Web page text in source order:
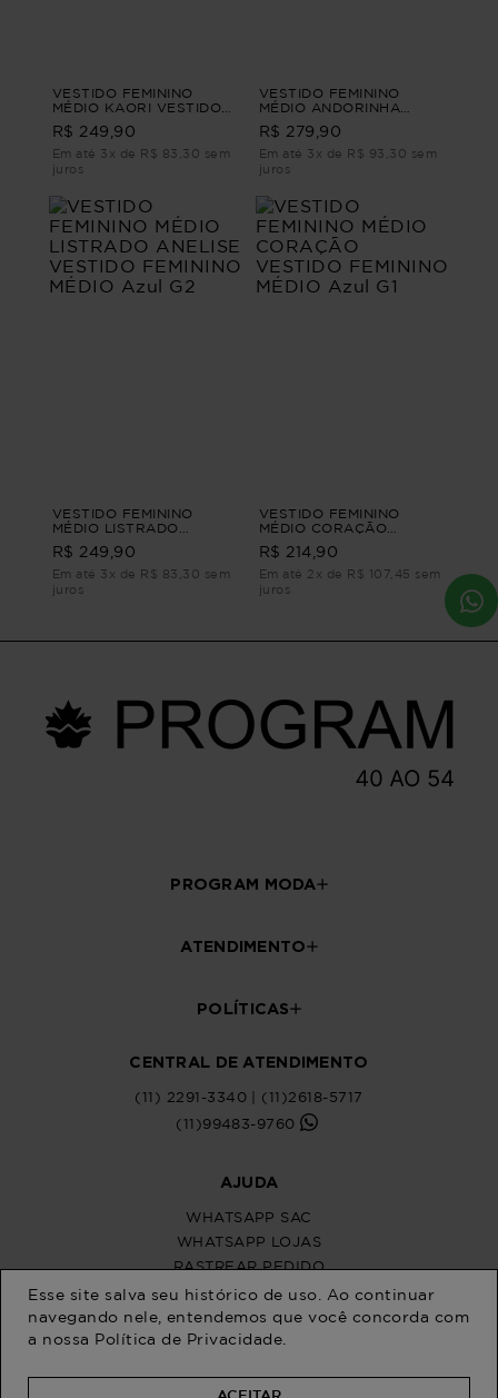
VESTIDO FEMININO
MÉDIO KAORI VESTIDO
FEMININO MÉDIO Marrom
PP
R$ 249,90
Em até 3x de R$ 83,30 sem
juros
VESTIDO FEMININO
MÉDIO ANDORINHA
VESTIDO FEMININO
MÉDIO Azul G4
R$ 279,90
Em até 3x de R$ 93,30 sem
juros
VESTIDO FEMININO
MÉDIO LISTRADO
ANELISE VESTIDO
FEMININO MÉDIO Azul G2
R$ 249,90
Em até 3x de R$ 83,30 sem
juros
VESTIDO FEMININO
MÉDIO CORAÇÃO
VESTIDO FEMININO
MÉDIO Azul G1
R$ 214,90
Em até 2x de R$ 107,45 sem
juros
Esse site salva seu histórico de uso. Ao continuar
navegando nele, entendemos que você concorda com
a nossa Política de Privacidade
ACEITAR